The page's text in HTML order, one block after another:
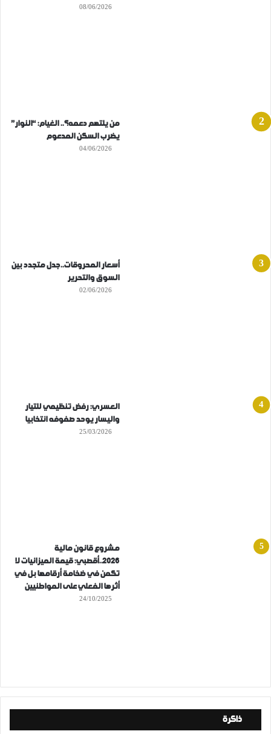
08/06/2026
من يلتهم دعمه؟.. الغيام: “النوار”
يضرب السكن المدعوم
04/06/2026
أسعار المحروقات..جدل متجدد بين
السوق والتحرير
02/06/2026
العسري: رفض تنظيمي للتيار
واليسار يوحد صفوفه انتخابيا
25/03/2026
مشروع قانون مالية
2026..أقصبي: قيمة الميزانيات لا
تكمن في ضخامة أرقامها بل في
أثرها الفعلي على المواطنيين
24/10/2025
ذاكرة